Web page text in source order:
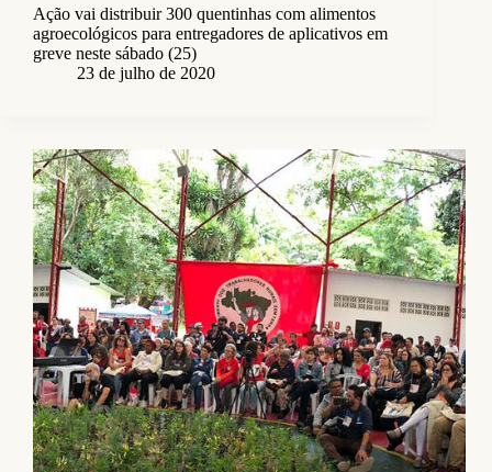
Ação vai distribuir 300 quentinhas com alimentos
agroecológicos para entregadores de aplicativos em
greve neste sábado (25)
23 de julho de 2020